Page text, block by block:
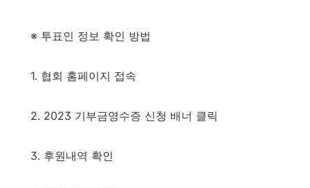
※ 투표인 정보 확인 방법
1. 협회 홈페이지 접속
2. 2023 기부금영수증 신청 배너 클릭
3. 후원내역 확인